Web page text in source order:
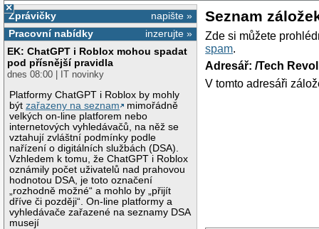
×
napište »
Zprávičky
inzerujte »
Pracovní nabídky
EK: ChatGPT i Roblox mohou spadat
pod přísnější pravidla
dnes 08:00 | IT novinky
Platformy ChatGPT i Roblox by mohly
býtzařazeny na seznam
mimořádně
velkých on-line platforem nebo
internetových vyhledávačů, na něž se
vztahují zvláštní podmínky podle
nařízení o digitálních službách (DSA).
Vzhledem k tomu, že ChatGPT i Roblox
oznámily počet uživatelů nad prahovou
hodnotou DSA, je toto označení
„rozhodně možné“ a mohlo by „přijít
dříve či později“. On-line platformy a
vyhledávače zařazené na seznamy DSA
musejí
Seznam
Zde si můžete
spam.
Adresář: /Tech
V tomto adresáři